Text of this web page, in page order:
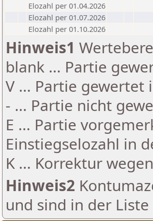
Elozahl per 01.04.2026
Elozahl per 01.07.2026
Elozahl per 01.10.2026
Hinweis1
blank ... Partie
V ... Partie gewertet
- ... Partie nicht
E ... Partie
Einstiegselozahl in
K ... Korrektur
Hinweis2
und sind in der